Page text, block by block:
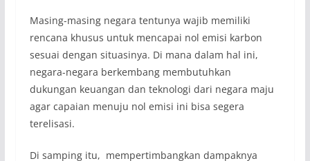
Masing-masing negara tentunya wajib memiliki
rencana khusus untuk mencapai nol emisi karbon
sesuai dengan situasinya. Di mana dalam hal ini,
negara-negara berkembang membutuhkan
dukungan keuangan dan teknologi dari negara maju
agar capaian menuju nol emisi ini bisa segera
terelisasi.
Di samping itu, mempertimbangkan dampaknya